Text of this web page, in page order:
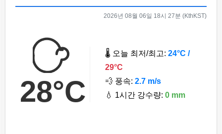
2026년 08월 06일 18시 27분 (KthKST)
28°C
🌡️ 오늘 최저/최고: 24°C /
29°C
💨 풍속: 2.7 m/s
💧 1시간 강수량: 0 mm